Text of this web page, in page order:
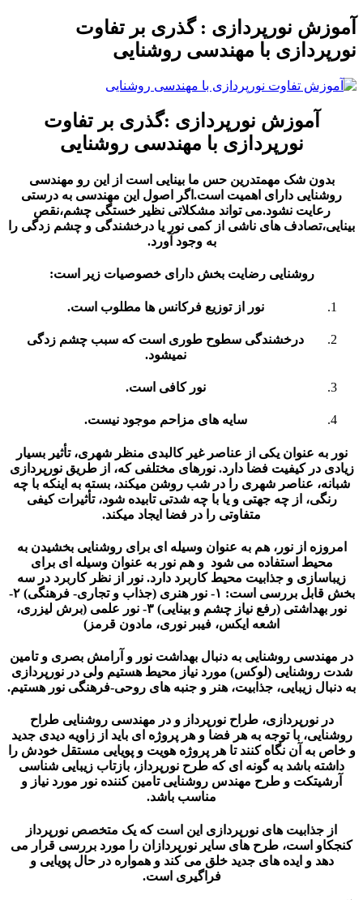
نورپردازی : گذری بر تفاوت
با مهندسی روشنایی
آموزش نورپردازی : گذری بر تفاوت
نورپردازی با مهندسی روشنایی
شک مهمتدرین حس ما بینایی است از این رو مهندسی
دارای اهمیت است.اگر اصول این مهندسی به درستی
نشود.می تواند مشکلاتی نظیر خستگی چشم،نقص
های ناشی از کمی نور یا درخشندگی و چشم زدگی را
به وجود آورد.
روشنایی رضایت بخش دارای خصوصیات زیر است:
نور از توزیع فرکانس ها مطلوب است.
درخشندگی سطوح طوری است که سبب چشم زدگی
نمیشود.
نور کافی است.
سایه های مزاحم موجود نیست.
عنوان یکی از عناصر غیر کالبدی منظر شهری، تأثیر بسیار
در کیفیت فضا دارد. نورهای مختلفی که، از طریق نورپردازی
عناصر شهری را در شب روشن می­کند، بسته به این­که با چه
از چه جهتی و یا با چه شدتی تابیده شود، تأثیرات کیفی
متفاوتی را در فضا ایجاد می­کند.
از نور، هم به عنوان وسیله ای برای روشنایی بخشیدن به
استفاده می شود و هم نور به عنوان وسیله ای برای
و جذابیت محیط کاربرد دارد. نور از نظر کاربرد در سه
بخش قابل بررسی است: ۱- نور هنری (جذاب و تجاری- فرهنگی) ۲-
نور بهداشتی (رفع نیاز چشم و بینایی) ۳- نور علمی (برش لیزری،
اشعه ایکس، فیبر نوری، مادون قرمز)
روشنایی به دنبال بهداشت نور و آرامش بصری و تامین
(لوکس) مورد نیاز محیط هستیم ولی در نورپردازی
زیبایی، جذابیت، هنر و جنبه های روحی-فرهنگی نور هستیم.
نورپردازی، طراح نورپرداز و در مهندسی روشنایی طراح
با توجه به هر فضا و هر پروژه ای باید از زاویه دیدی جدید
آن نگاه کنند تا هر پروژه هویت و پویایی مستقل خودش را
باشد به گونه ای که طرح نورپرداز، بازتاب زیبایی شناسی
و طرح مهندس روشنایی تامین کننده نور مورد نیاز و
مناسب باشد.
های نورپردازی این است که یک متخصص نورپرداز
است، طرح های سایر نورپردازان را مورد بررسی قرار می
و ایده های جدید خلق می کند و همواره در حال پویایی و
فراگیری است.